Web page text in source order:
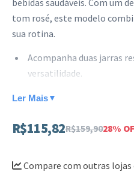
bebidas saudáveis. Com um
tom rosé, este modelo
sua rotina.
Acompanha duas jarras
versatilidade.
Sistema de lâminas
Design compacto que
Fácil de limpar e montar,
Ler Mais ▼
R$115,82R$159,9028%
Compare com outras